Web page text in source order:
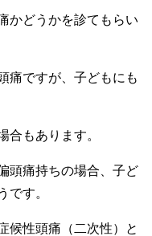
かどうかを診てもらい
痛ですが、子どもにも
合もあります。
頭痛持ちの場合、子ど
です。
候性頭痛（二次性）と